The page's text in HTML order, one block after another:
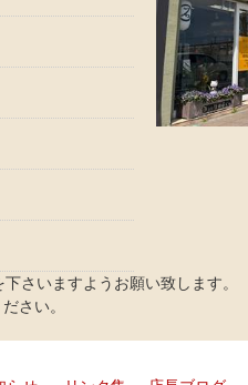
さいますようお願い致します。
さい。